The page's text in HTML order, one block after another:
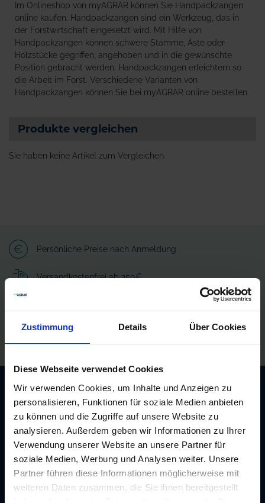
Zustimmung Details Über Cookies
Diese Webseite verwendet Cookies
Wir verwenden Cookies, um Inhalte und Anzeigen zu
personalisieren, Funktionen für soziale Medien anbieten
zu können und die Zugriffe auf unsere Website zu
analysieren. Außerdem geben wir Informationen zu Ihrer
Verwendung unserer Website an unsere Partner für
soziale Medien, Werbung und Analysen weiter. Unsere
Partner führen diese Informationen möglicherweise mit
weiteren Daten zusammen, die Sie ihnen bereitgestellt
Im Onlineshop von myAGRAR können Sie Handpackzangen
online kaufen. Handpackzangen sind ein Werkzeug, das in
der Forstwirtschaft eingesetzt wird. Mit Hilfe von
Handpackzangen können schwere Stämme, Äste oder
Holzstücke gegriffen, angehoben und in die gewünschte
Position gebracht werden. Handpackzangen erleichtern so
die Arbeit im Forst. Verschiedene Varianten von
Handpackzangen können Sie bei myAGRAR online bestellen.
Produkte vergleichen
Sie haben keine Artikel zum Vergleichen.
Persönliche Preise nach Anmeldung
Versandkostenfrei ab 250€
Bezahlung auf Rechnung
Newsletter: 10€ Gutschein
sichern!
Unser kostenloser Newsletter informiert Sie
regelmäßig über Aktionen, Neuigkeiten zu
Produkten und pflanzenbaulichen
Empfehlungen. Die Abmeldung ist jederzeit
möglich.